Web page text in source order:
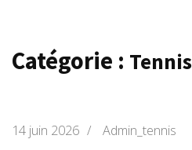
Catégorie : Tennis
14 juin 2026 / Admin_tennis